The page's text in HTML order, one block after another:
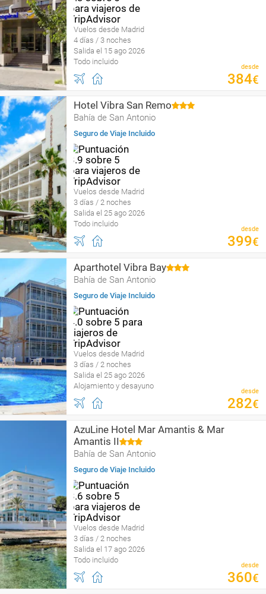
Vuelos desde Madrid
4 días / 3 noches
Salida el 15 ago 2026
Todo incluido
desde
384€
Hotel Vibra San Remo
Bahía de San Antonio
Seguro de Viaje Incluido
Vuelos desde Madrid
3 días / 2 noches
Salida el 25 ago 2026
Todo incluido
desde
399€
Aparthotel Vibra Bay
Bahía de San Antonio
Seguro de Viaje Incluido
Vuelos desde Madrid
3 días / 2 noches
Salida el 25 ago 2026
Alojamiento y desayuno
desde
282€
AzuLine Hotel Mar Amantis & Mar
Amantis II
Bahía de San Antonio
Seguro de Viaje Incluido
Vuelos desde Madrid
3 días / 2 noches
Salida el 17 ago 2026
Todo incluido
desde
360€